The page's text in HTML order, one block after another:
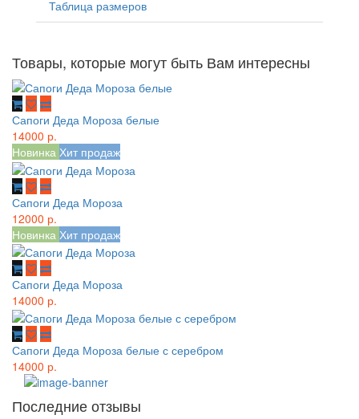
Таблица размеров
Товары, которые могут быть Вам интересны
Сапоги Деда Мороза белые
14000 р.
Новинка Хит продаж
Сапоги Деда Мороза
12000 р.
Новинка Хит продаж
Сапоги Деда Мороза
14000 р.
Сапоги Деда Мороза белые с серебром
14000 р.
Последние отзывы